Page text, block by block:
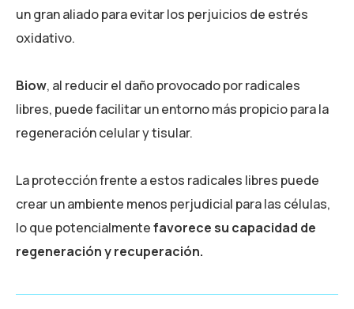
un gran aliado para evitar los perjuicios de estrés
oxidativo.
Biow, al reducir el daño provocado por radicales
libres, puede facilitar un entorno más propicio para la
regeneración celular y tisular.
La protección frente a estos radicales libres puede
crear un ambiente menos perjudicial para las células,
lo que potencialmentefavorece su capacidad de
regeneración y recuperación.